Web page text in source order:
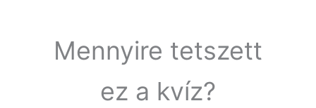
Mennyire tetszett
ez a kvíz?